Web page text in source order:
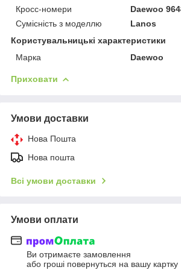
Кросс-номери
Daewoo
Сумісність з моделлю
Lanos
Користувальницькі характеристики
Марка
Daewoo
Приховати
Умови доставки
Нова Пошта
Нова пошта
Всі умови доставки
Умови оплати
Ви отримаєте замовлення
або гроші повернуться на вашу картку